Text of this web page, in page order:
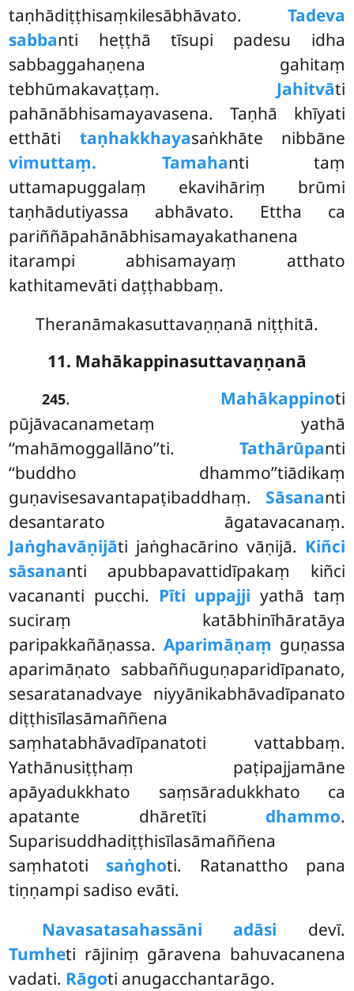
taṇhādiṭṭhisaṃkilesābhāvato. Tadeva
sabbanti heṭṭhā tīsupi padesu idha
sabbaggahaṇena gahitaṃ
tebhūmakavaṭṭaṃ. Jahitvāti
pahānābhisamayavasena. Taṇhā khīyati
etthāti taṇhakkhayasaṅkhāte nibbāne
vimuttaṃ. Tamahanti taṃ
uttamapuggalaṃ ekavihāriṃ brūmi
taṇhādutiyassa abhāvato. Ettha ca
pariññāpahānābhisamayakathanena
itarampi abhisamayaṃ atthato
kathitamevāti daṭṭhabbaṃ.
Theranāmakasuttavaṇṇanā niṭṭhitā.
11. Mahākappinasuttavaṇṇanā
245. Mahākappinoti
pūjāvacanametaṃ yathā
‘‘mahāmoggallāno’’ti. Tathārūpanti
‘‘buddho dhammo’’tiādikaṃ
guṇavisesavantapaṭibaddhaṃ. Sāsananti
desantarato āgatavacanaṃ.
Jaṅghavāṇijāti jaṅghacārino vāṇijā. Kiñci
sāsananti apubbapavattidīpakaṃ kiñci
vacananti pucchi. Pīti uppajji yathā taṃ
suciraṃ katābhinīhāratāya
paripakkañāṇassa. Aparimāṇaṃ guṇassa
aparimāṇato sabbaññuguṇaparidīpanato,
sesaratanadvaye niyyānikabhāvadīpanato
diṭṭhisīlasāmaññena
saṃhatabhāvadīpanatoti vattabbaṃ.
Yathānusiṭṭhaṃ paṭipajjamāne
apāyadukkhato saṃsāradukkhato ca
apatante dhāretīti dhammo.
Suparisuddhadiṭṭhisīlasāmaññena
saṃhatoti saṅghoti. Ratanattho pana
tiṇṇampi sadiso evāti.
Navasatasahassāni adāsi devī.
Tumheti rājiniṃ gāravena bahuvacanena
vadati. Rāgoti anugacchantarāgo.